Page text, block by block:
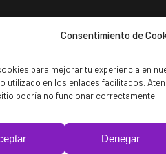
Consentimiento de
para mejorar tu experiencia en
utilizado en los enlaces facilitados.
podría no funcionar correctamente
Denegar